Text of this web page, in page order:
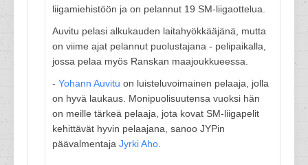
liigamiehistöön ja on pelannut 19 SM-liigaottelua.
Auvitu pelasi alkukauden laitahyökkääjänä, mutta
on viime ajat pelannut puolustajana - pelipaikalla,
jossa pelaa myös Ranskan maajoukkueessa.
- Yohann Auvitu on luisteluvoimainen pelaaja, jolla
on hyvä laukaus. Monipuolisuutensa vuoksi hän
on meille tärkeä pelaaja, jota kovat SM-liigapelit
kehittävät hyvin pelaajana, sanoo JYPin
päävalmentaja Jyrki Aho